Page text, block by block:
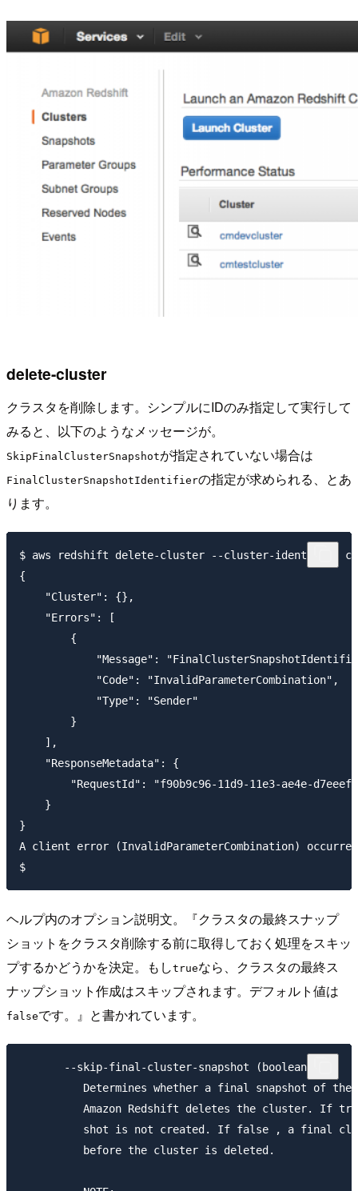
delete-cluster
クラスタを削除します。シンプルにIDのみ指定して実行して
みると、以下のようなメッセージが。
SkipFinalClusterSnapshotが指定されていない場合は
FinalClusterSnapshotIdentifierの指定が求められる、とあ
ります。
$ aws redshift delete-cluster --cluster-identifier
{
    "Cluster": {},
    "Errors": [
        {
"Message":
            "Code": "InvalidParameterCombination",
            "Type": "Sender"
        }
    ],
    "ResponseMetadata": {
"RequestId": "f90b9c96-11d9-11e3-ae4e-
    }
}
A client error (InvalidParameterCombination)
ヘルプ内のオプション説明文。『クラスタの最終スナップ
ショットをクラスタ削除する前に取得しておく処理をスキッ
プするかどうかを決定。もしtrueなら、クラスタの最終ス
ナップショット作成はスキップされます。デフォルト値は
falseです。』と書かれています。
       --skip-final-cluster-snapshot (boolean)
Determines whether a final snapshot of the
Amazon Redshift deletes the cluster. If
shot is not created. If false , a final
          before the cluster is deleted.